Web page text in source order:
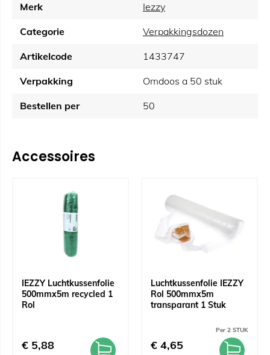
Merk Iezzy
Categorie Verpakkingsdozen
Artikelcode 1433747
Verpakking Omdoos a 50 stuk
Bestellen per 50
Accessoires
IEZZY Luchtkussenfolie
500mmx5m recycled 1
Rol
€ 5,88
Luchtkussenfolie IEZZY
Rol 500mmx5m
transparant 1 Stuk
Per 2 STUK
€ 4,65